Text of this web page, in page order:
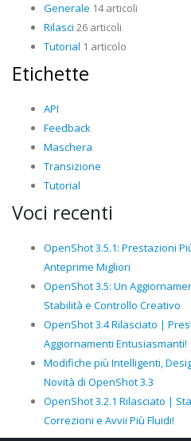
Generale 14 articoli
Rilasci 26 articoli
Tutorial 1 articolo
Etichette
API
Feedback
Maschera
Transizione
Tutorial
Voci recenti
OpenShot 3.5.1: Prestazioni
Anteprime Migliori
OpenShot 3.5: Un
Stabilità e Controllo Creativo
OpenShot 3.4 Rilasciato |
Aggiornamenti Entusiasmanti!
Modifiche più Intelligenti,
Novità di OpenShot 3.3
OpenShot 3.2.1 Rilasciato |
Correzioni e Avvii Più Fluidi!